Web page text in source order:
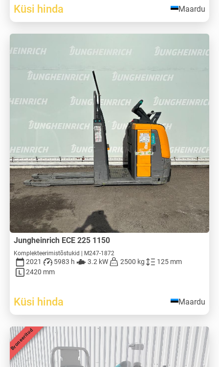
Küsi hinda Maardu
Jungheinrich ECE 225 1150
Komplekteerimistõstukid | M247-1872
2021 5983 h 3.2 kW 2500 kg
125 mm
2420 mm
Küsi hinda Maardu
Broneeritud